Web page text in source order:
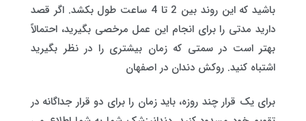
باشید که این روند بین 2 تا 4 ساعت طول بکشد. اگر قصد
دارید مدتی را برای انجام این عمل مرخصی بگیرید، احتمالاً
بهتر است در سمتی که زمان بیشتری را در نظر بگیرید
اشتباه کنید. روکش دندان در اصفهان
برای یک قرار چند روزه، باید زمان را برای دو قرار جداگانه در